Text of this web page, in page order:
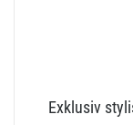
Exklusiv